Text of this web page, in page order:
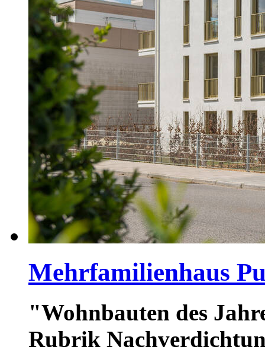
Mehrfamilienhaus
"Wohnbauten des
Rubrik